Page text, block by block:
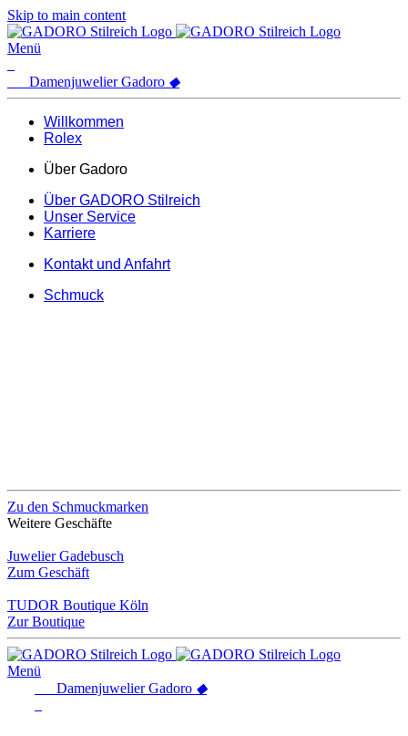
Skip to main content
Menü
Damenjuwelier Gadoro ◆
Willkommen
Rolex
Über Gadoro
Über GADORO Stilreich
Unser Service
Karriere
Kontakt und Anfahrt
Schmuck
Zu den Schmuckmarken
Weitere Geschäfte
Juwelier Gadebusch
Zum Geschäft
TUDOR Boutique Köln
Zur Boutique
Menü
Damenjuwelier Gadoro ◆